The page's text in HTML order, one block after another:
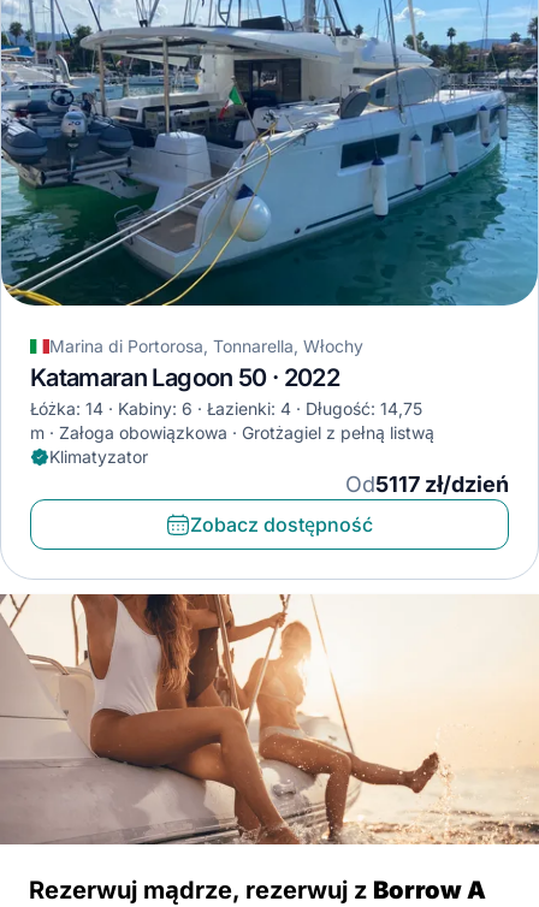
Marina di Portorosa, Tonnarella, Włochy
Katamaran Lagoon 50 · 2022
Łóżka: 14 Kabiny: 6 Łazienki: 4
Długość: 14,75
m
Załoga obowiązkowa
Grotżagiel z pełną listwą
Klimatyzator
Od5117 zł/dzień
Zobacz dostępność
Rezerwuj mądrze, rezerwuj z Borrow A